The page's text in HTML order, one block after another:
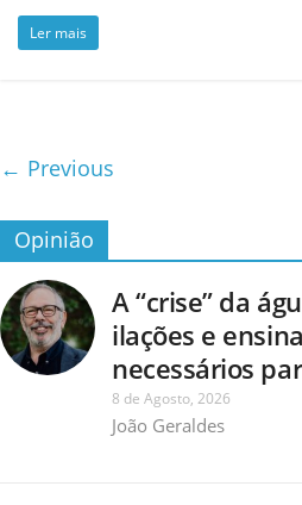
Ler mais
← Previous
Opinião
A “crise” da
ilações e
necessários
8 de Agosto, 2026
João Geraldes